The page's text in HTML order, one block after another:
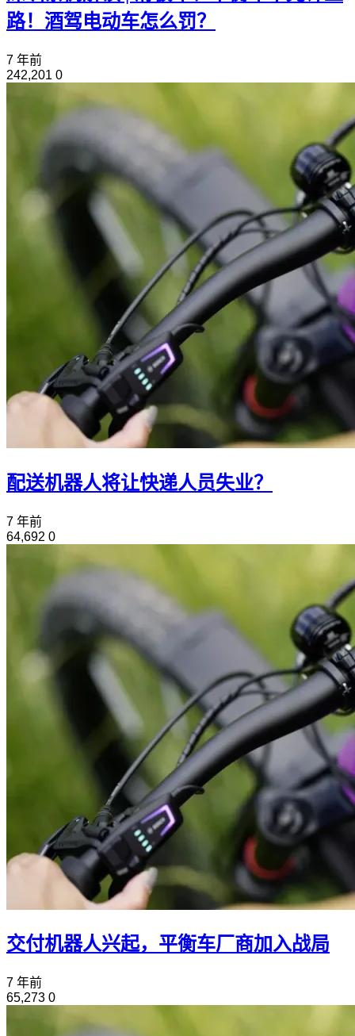
路！酒驾电动车怎么罚？
7 年前
242,201 0
配送机器人将让快递人员失业？
7 年前
64,692 0
交付机器人兴起，平衡车厂商加入战局
7 年前
65,273 0